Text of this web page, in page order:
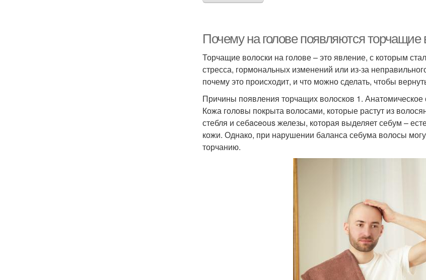
Почему на голове появляются торчащие
Торчащие волоски на голове – это явление, с которым
стресса, гормональных изменений или из-за
почему это происходит, и что можно сделать, чтобы
Причины появления торчащих волосков 1. Анатомическое
Кожа головы покрыта волосами, которые растут из
стебля и себaceous железы, которая выделяет себум –
кожи. Однако, при нарушении баланса себума волосы
торчанию.